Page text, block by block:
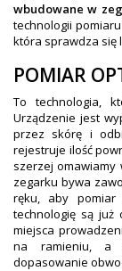
wbudowane w
technologii
która sprawdza się
POMIAR
To technologia,
Urządzenie jest
przez skórę i
rejestruje ilość
szerzej omawiamy
zegarku bywa
ręku, aby pomiar
technologię są już
miejsca
na ramieniu, a
dopasowanie